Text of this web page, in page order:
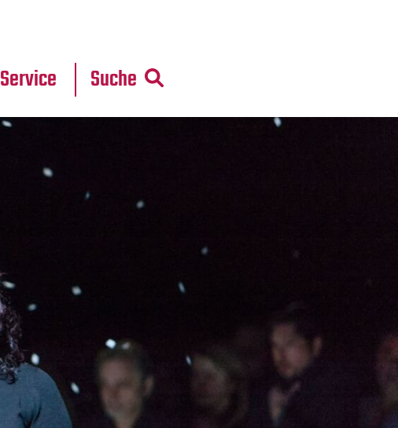
Service Suche